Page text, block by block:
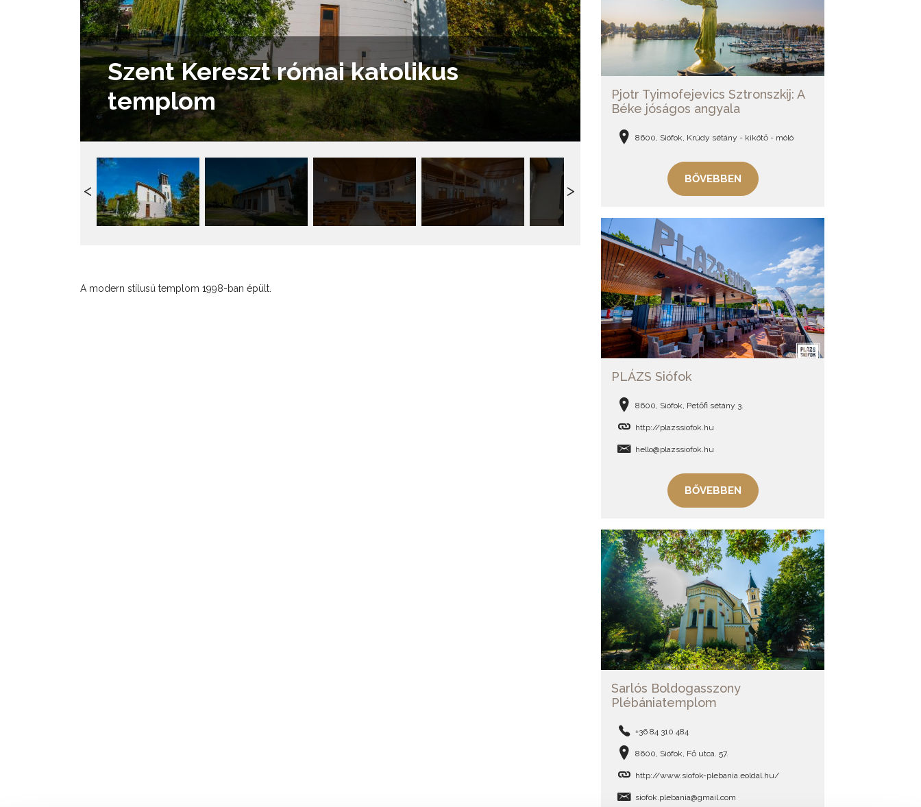
Szent Kereszt római katolikus
templom
A modern stílusú templom 1998-ban épült.
Pjotr Tyimofejevics Sztronszkij: A
Béke jóságos angyala
8600, Siófok, Krúdy sétány - kikötő - móló
BŐVEBBEN
PLÁZS Siófok
8600, Siófok, Petőfi sétány 3.
http://plazssiofok.hu
hello@plazssiofok.hu
BŐVEBBEN
Sarlós Boldogasszony
Plébániatemplom
+36 84 310 484
8600, Siófok, Fő utca. 57.
http://www.siofok-plebania.eoldal.hu/
siofok.plebania@gmail.com